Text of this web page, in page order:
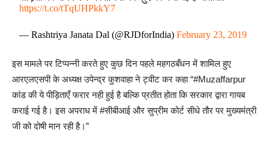
https://t.co/tTqUHPkkY7
— Rashtriya Janata Dal (@RJDforIndia)February 23, 2019
इस मामले पर टिप्पन्नी करते हुए कुछ दिन पहले महगठबँधन में शामिल हुए
आरएलएसपी के अध्यक्ष उपेन्द्र कुशवाहा ने ट्वीट कर कहा “#Muzaffarpur
कांड की ये पीड़िताएँ फरार नही हुई है बल्कि प्रतीत होता कि सरकार द्वारा गायब
कराई गई है। इस अपराध में #सीबीआई और सुप्रीम कोर्ट सीधे तौर पर मुख्यमंत्री
जी को दोषी मान रही है।”